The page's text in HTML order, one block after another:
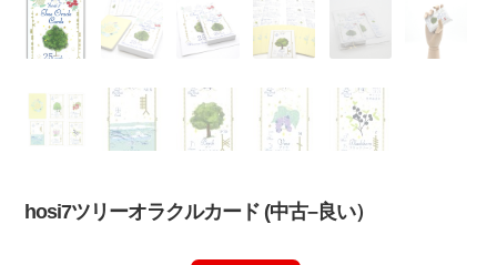
hosi7ツリーオラクルカード (中古–良い）